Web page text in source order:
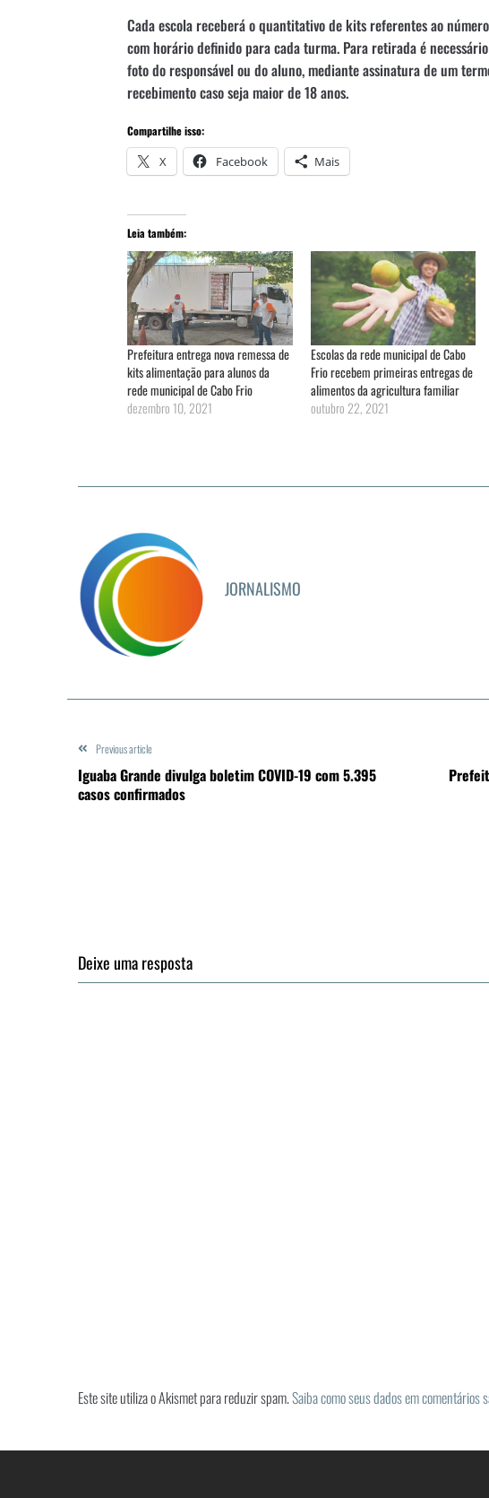
Cada escola receberá o quantitativo de kits referentes ao
com horário definido para cada turma. Para retirada é
foto do responsável ou do aluno, mediante assinatura de um
recebimento caso seja maior de 18 anos.
Compartilhe isso:
X Facebook Mais
Leia também:
Prefeitura entrega nova remessa de
kits alimentação para alunos da
rede municipal de Cabo Frio
dezembro 10, 2021
Escolas da rede municipal de Cabo
Frio recebem primeiras entregas de
alimentos da agricultura familiar
outubro 22, 2021
JORNALISMO
Previous article
Iguaba Grande divulga boletim COVID-19 com 5.395
casos confirmados
Deixe uma resposta
Este site utiliza o Akismet para reduzir spam.Saiba como seus dados em comentários